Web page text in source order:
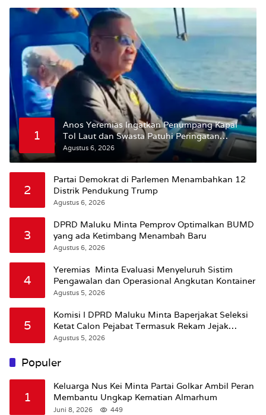
1
Anos Yeremias Ingatkan Penumpang Kapal
Tol Laut dan Swasta Patuhi Peringatan
BMKG
Agustus 6, 2026
2
Partai Demokrat di Parlemen Menambahkan 12
Distrik Pendukung Trump
Agustus 6, 2026
3
DPRD Maluku Minta Pemprov Optimalkan BUMD
yang ada Ketimbang Menambah Baru
Agustus 6, 2026
4
Yeremias Minta Evaluasi Menyeluruh Sistim
Pengawalan dan Operasional Angkutan Kontainer
Agustus 5, 2026
5
Komisi I DPRD Maluku Minta Baperjakat Seleksi
Ketat Calon Pejabat Termasuk Rekam Jejak
Hukum
Agustus 5, 2026
Populer
1
Keluarga Nus Kei Minta Partai Golkar Ambil Peran
Membantu Ungkap Kematian Almarhum
Juni 8, 2026 449